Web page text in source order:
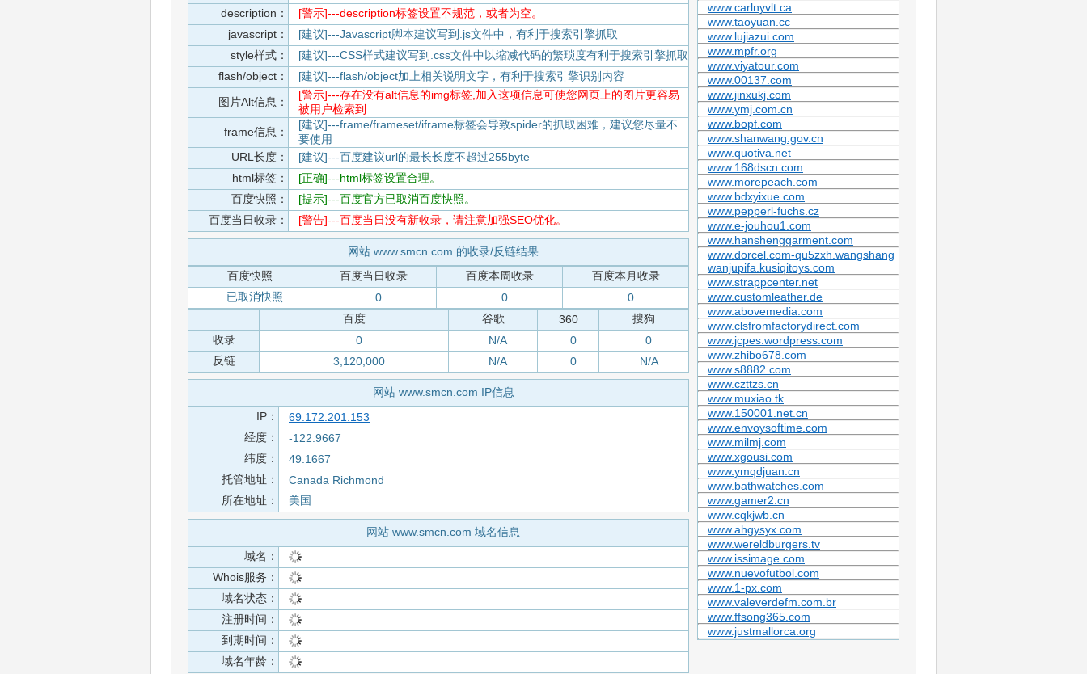
description：
[警示]---description标签设置不规范，或者为空。
javascript：
[建议]---Javascript脚本建议写到.js文件中，有利于搜索引擎抓取
style样式：
[建议]---CSS样式建议写到.css文件中以缩减代码的繁琐度有利于搜索引擎抓取
flash/object：
[建议]---flash/object加上相关说明文字，有利于搜索引擎识别内容
图片Alt信息：
[警示]---存在没有alt信息的img标签,加入这项信息可使您网页上的图片更容易
被用户检索到
frame信息：
[建议]---frame/frameset/iframe标签会导致spider的抓取困难，建议您尽量不
要使用
URL长度：
[建议]---百度建议url的最长长度不超过255byte
html标签：
[正确]---html标签设置合理。
百度快照：
[提示]---百度官方已取消百度快照。
百度当日收录：
[警告]---百度当日没有新收录，请注意加强SEO优化。
网站 www.smcn.com 的收录/反链结果
百度快照
百度当日收录 百度本周收录
百度本月收录
已取消快照
0 0
0
百度
谷歌 360
搜狗
收录
0 N/A 0
0
反链
3,120,000 N/A 0 N/A
网站 www.smcn.com IP信息
IP：
69.172.201.153
经度：
-122.9667
纬度：
49.1667
托管地址：
Canada Richmond
所在地址：
美国
网站 www.smcn.com 域名信息
域名：
Whois服务：
域名状态：
注册时间：
到期时间：
域名年龄：
www.carlnyvlt.ca
www.taoyuan.cc
www.lujiazui.com
www.mpfr.org
www.viyatour.com
www.00137.com
www.jinxukj.com
www.ymj.com.cn
www.bopf.com
www.shanwang.gov.cn
www.quotiva.net
www.168dscn.com
www.morepeach.com
www.bdxyixue.com
www.pepperl-fuchs.cz
www.e-jouhou1.com
www.hanshenggarment.com
www.dorcel.com-qu5zxh.wangshang
wanjupifa.kusiqitoys.com
www.strappcenter.net
www.customleather.de
www.abovemedia.com
www.clsfromfactorydirect.com
www.jcpes.wordpress.com
www.zhibo678.com
www.s8882.com
www.czttzs.cn
www.muxiao.tk
www.150001.net.cn
www.envoysoftime.com
www.milmj.com
www.xgousi.com
www.ymqdjuan.cn
www.bathwatches.com
www.gamer2.cn
www.cqkjwb.cn
www.ahgysyx.com
www.wereldburgers.tv
www.issimage.com
www.nuevofutbol.com
www.1-px.com
www.valeverdefm.com.br
www.ffsong365.com
www.justmallorca.org